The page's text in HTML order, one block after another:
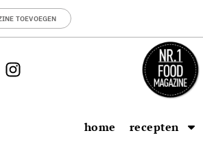
TOEVOEGEN
home recepten